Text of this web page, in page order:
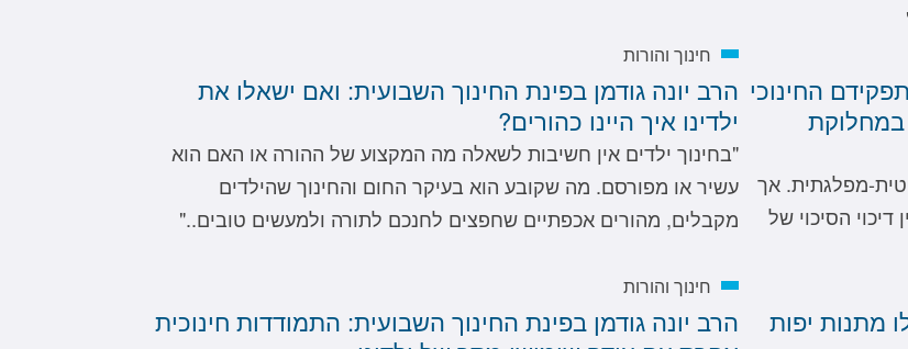
החינוכי
במחלוקת
מפלגתית. אך
הסיכוי של
חינוך והורות
הרב יונה גודמן בפינת החינוך השבועית: ואם ישאלו את
ילדינו איך היינו כהורים?
"בחינוך ילדים אין חשיבות לשאלה מה המקצוע של ההורה או האם הוא
עשיר או מפורסם. מה שקובע הוא בעיקר החום והחינוך שהילדים
מקבלים, מהורים אכפתיים שחפצים לחנכם לתורה ולמעשים טובים.."
מתנות יפות
חינוך והורות
הרב יונה גודמן בפינת החינוך השבועית: התמודדות חינוכית